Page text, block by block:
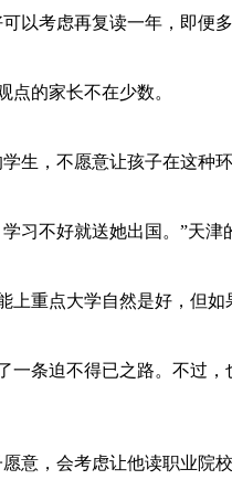
考虑再复读一年，即便多
的家长不在少数。
，不愿意让孩子在这种环
不好就送她出国。”天津
点大学自然是好，但如
迫不得已之路。不过，
，会考虑让他读职业院